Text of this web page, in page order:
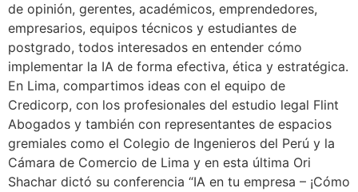
de opinión, gerentes, académicos, emprendedores,
empresarios, equipos técnicos y estudiantes de
postgrado, todos interesados en entender cómo
implementar la IA de forma efectiva, ética y estratégica.
En Lima, compartimos ideas con el equipo de
Credicorp, con los profesionales del estudio legal Flint
Abogados y también con representantes de espacios
gremiales como el Colegio de Ingenieros del Perú y la
Cámara de Comercio de Lima y en esta última Ori
Shachar dictó su conferencia “IA en tu empresa – ¡Cómo